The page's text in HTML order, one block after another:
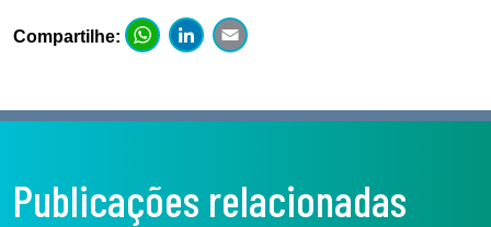
Compartilhe: WhatsApp
LinkedIn
Publicações relacionadas